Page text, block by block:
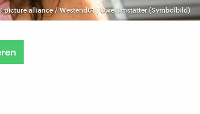
picture alliance / Westend61 | Uwe Umstätter (Symbolbild)